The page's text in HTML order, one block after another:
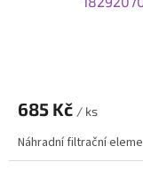
685 Kč / ks
Náhradní filtrační